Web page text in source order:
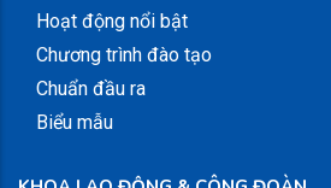
Hoạt động nổi bật
Chương trình đào tạo
Chuẩn đầu ra
Biểu mẫu